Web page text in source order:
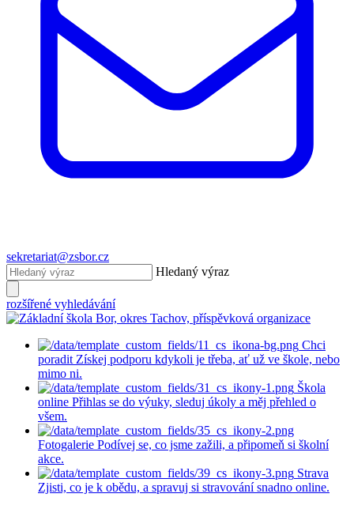
sekretariat@zsbor.cz
Hledaný výraz
rozšířené vyhledávání
Chci
poradit Získej podporu kdykoli je třeba, ať už ve škole, nebo
mimo ni.
Škola
online Přihlas se do výuky, sleduj úkoly a měj přehled o
všem.
Fotogalerie Podívej se, co jsme zažili, a připomeň si školní
akce.
Strava
Zjisti, co je k obědu, a spravuj si stravování snadno online.